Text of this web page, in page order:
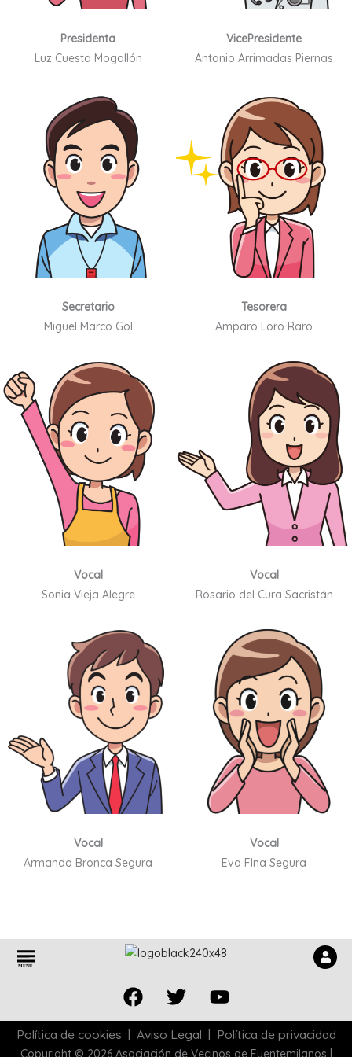
Presidenta
Luz Cuesta Mogollón
VicePresidente
Antonio Arrimadas Piernas
Secretario
Miguel Marco Gol
Tesorera
Amparo Loro Raro
Vocal
Sonia Vieja Alegre
Vocal
Rosario del Cura Sacristán
Vocal
Armando Bronca Segura
Vocal
Eva FIna Segura
Menú
MENU
Facebook
TwitterYoutube
Política de cookies | Aviso Legal | Política de privacidad
Copyright © 2026 Asociación de Vecinos de Fuentemilanos |